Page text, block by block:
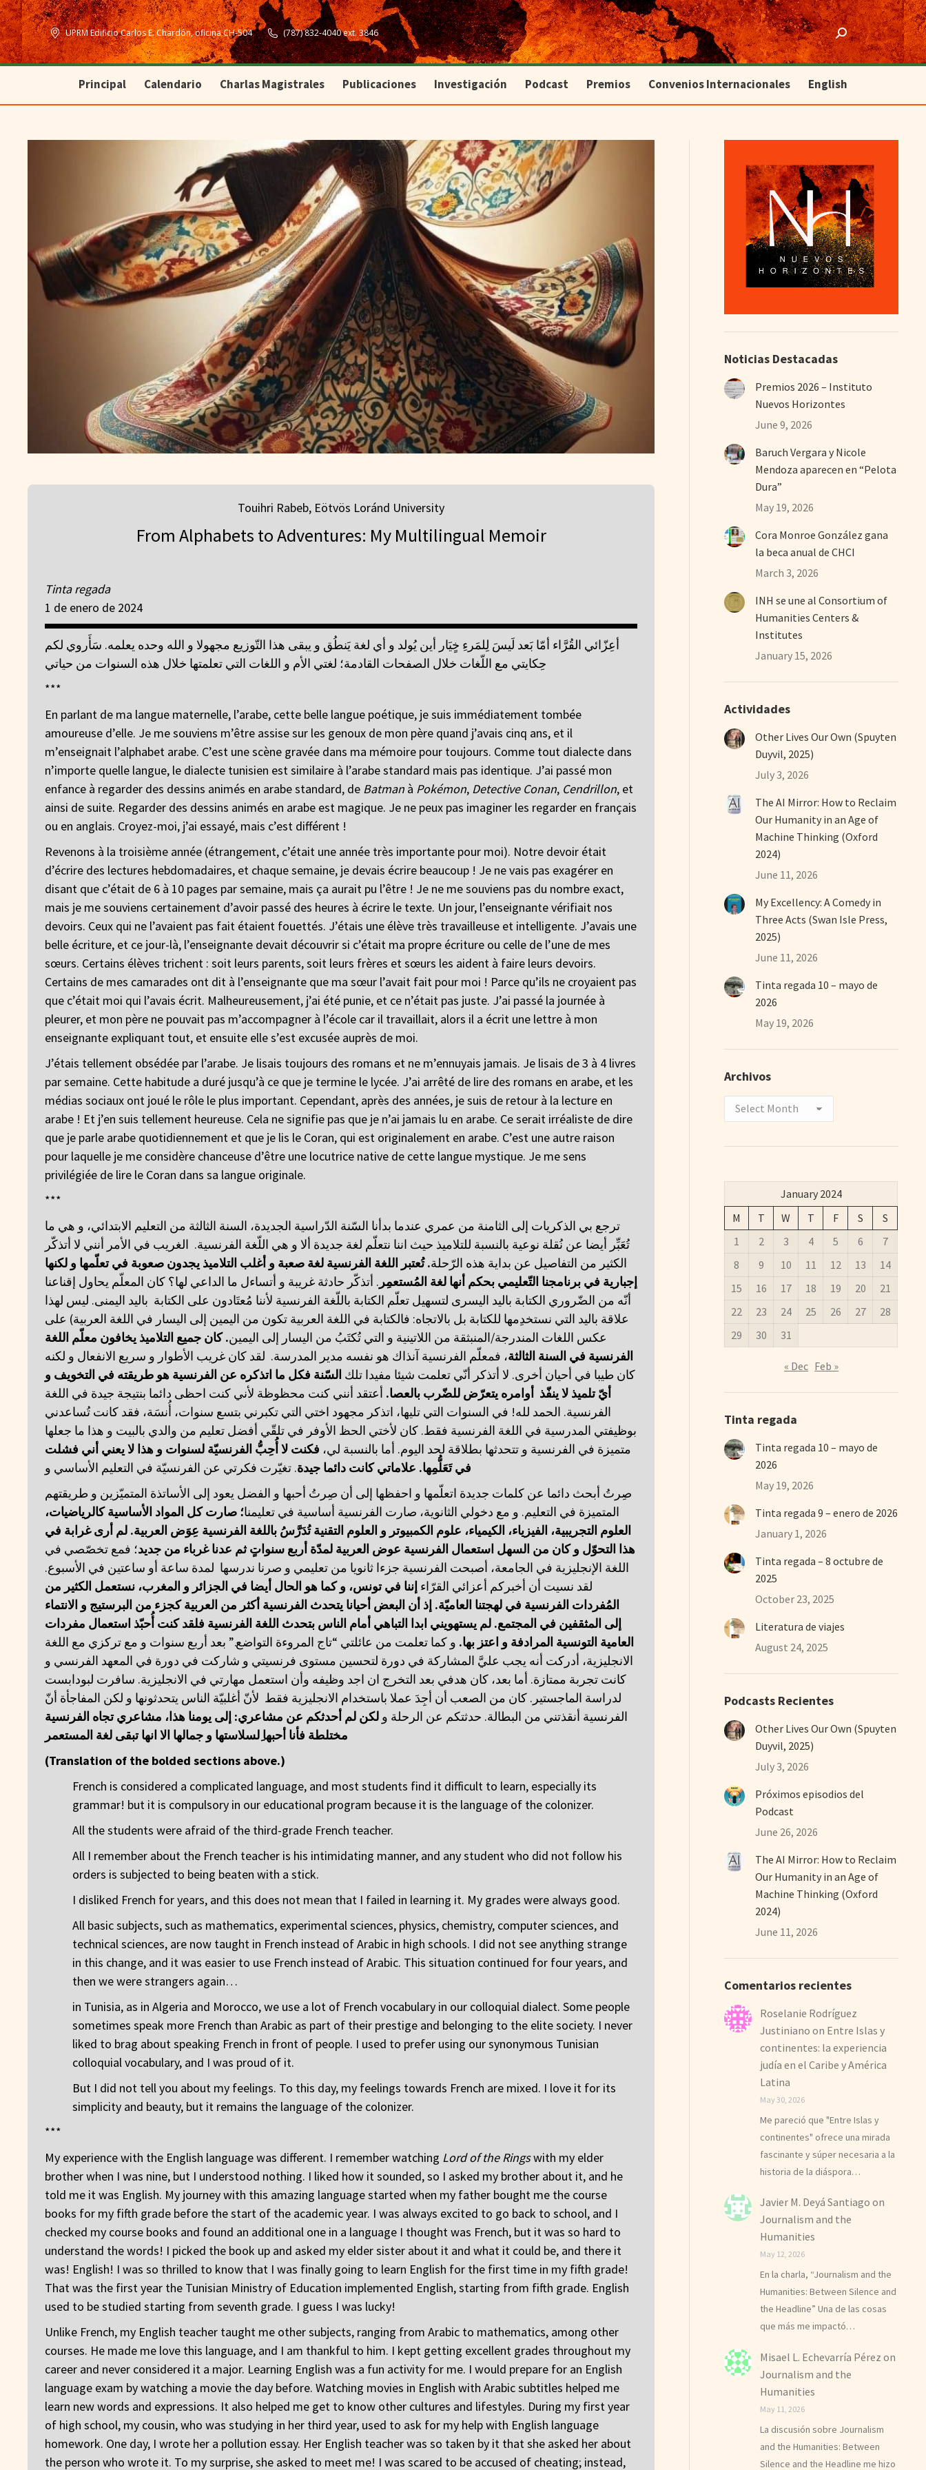
UPRM Edificio Carlos E. Chardón, oficina CH-504 (787) 832-4040 ext. 3846 Search:
Principal Calendario Charlas Magistrales Publicaciones Investigación Podcast Premios Convenios Internacionales English
Touihri Rabeb, Eötvös Loránd University
From Alphabets to Adventures: My Multilingual Memoir
Tinta regada
1 de enero de 2024
أعِزّائي القُرَّاء أمّا بَعد لَيسَ لِلمَرءِ خٍيَار أين يُولد و أي لغة يَنطُق و يبقى هذا التّوزيع مجهولا و الله وحده يعلمه. سَأَروي لكم
حِكايتي مع اللّغات خلال الصفحات القادمة؛ لغتي الأم و اللغات التي تعلمتها خلال هذه السنوات من حياتي
***
En parlant de ma langue maternelle, l’arabe, cette belle langue poétique, je suis immédiatement tombée
amoureuse d’elle. Je me souviens m’être assise sur les genoux de mon père quand j’avais cinq ans, et il
m’enseignait l’alphabet arabe. C’est une scène gravée dans ma mémoire pour toujours. Comme tout dialecte dans
n’importe quelle langue, le dialecte tunisien est similaire à l’arabe standard mais pas identique. J’ai passé mon
enfance à regarder des dessins animés en arabe standard, de Batman à Pokémon, Detective Conan, Cendrillon, et
ainsi de suite. Regarder des dessins animés en arabe est magique. Je ne peux pas imaginer les regarder en français
ou en anglais. Croyez-moi, j’ai essayé, mais c’est différent !
Revenons à la troisième année (étrangement, c’était une année très importante pour moi). Notre devoir était
d’écrire des lectures hebdomadaires, et chaque semaine, je devais écrire beaucoup ! Je ne vais pas exagérer en
disant que c’était de 6 à 10 pages par semaine, mais ça aurait pu l’être ! Je ne me souviens pas du nombre exact,
mais je me souviens certainement d’avoir passé des heures à écrire le texte. Un jour, l’enseignante vérifiait nos
devoirs. Ceux qui ne l’avaient pas fait étaient fouettés. J’étais une élève très travailleuse et intelligente. J’avais une
belle écriture, et ce jour-là, l’enseignante devait découvrir si c’était ma propre écriture ou celle de l’une de mes
sœurs. Certains élèves trichent : soit leurs parents, soit leurs frères et sœurs les aident à faire leurs devoirs.
Certains de mes camarades ont dit à l’enseignante que ma sœur l’avait fait pour moi ! Parce qu’ils ne croyaient pas
que c’était moi qui l’avais écrit. Malheureusement, j’ai été punie, et ce n’était pas juste. J’ai passé la journée à
pleurer, et mon père ne pouvait pas m’accompagner à l’école car il travaillait, alors il a écrit une lettre à mon
enseignante expliquant tout, et ensuite elle s’est excusée auprès de moi.
J’étais tellement obsédée par l’arabe. Je lisais toujours des romans et ne m’ennuyais jamais. Je lisais de 3 à 4 livres
par semaine. Cette habitude a duré jusqu’à ce que je termine le lycée. J’ai arrêté de lire des romans en arabe, et les
médias sociaux ont joué le rôle le plus important. Cependant, après des années, je suis de retour à la lecture en
arabe ! Et j’en suis tellement heureuse. Cela ne signifie pas que je n’ai jamais lu en arabe. Ce serait irréaliste de dire
que je parle arabe quotidiennement et que je lis le Coran, qui est originalement en arabe. C’est une autre raison
pour laquelle je me considère chanceuse d’être une locutrice native de cette langue mystique. Je me sens
privilégiée de lire le Coran dans sa langue originale.
***
ترجع بي الذكريات إلى الثامنة من عمري عندما بدأنا السّنة الدّراسية الجديدة، السنة الثالثة من التعليم الابتدائي، و هي ما
تُعَبِّر أيضا عن نُقلة نوعية بالنسبة للتلاميذ حيث اننا نتعلّم لغة جديدة ألا و هي اللّغة الفرنسية. الغريب في الأمر أنني لا أتذكّر
الكثير من التفاصيل عن بداية هذه الرّحلة.تُعتبر اللغة الفرنسية لغة صعبة و أغلب التلاميذ يجدون صعوبة في تعلّمها و لكنها
إجبارية في برنامجنا التّعليمي بحكم أنها لغة المُستعمِر . أتذكّر حادثة غريبة و أتساءل ما الداعي لها؟ كان المعلّم يحاول إقناعنا
أنّه من الضّروري الكتابة باليد اليسرى لتسهيل تعلّم الكتابة باللّغة الفرنسية لأننا مُعتَادون على الكتابة باليد اليمنى. ليس لهذا
علاقة باليد التي نستخدِمها للكتابة بل بالاتجاه: فالكتابة في اللغة العربية تكون من اليمين إلى اليسار في اللغة العربية) على
عكس اللغات المندرجة/المنبثقة من اللاتينية و التي تُكتَبُ من اليسار إلى اليمين.كان جميع التلاميذ يخافون معلّم اللغة
الفرنسية في السنة الثالثة، فمعلّم الفرنسية آنذاك هو نفسه مدير المدرسة. لقد كان غريب الأطوار و سريع الانفعال و لكنه
كان طيبا في أحيان أخرى. لا أتذكر أنّي تعلمت شيئا مفيدا تلك السّنة فكل ما اتذكره عن الفرنسية هو طريقته في التخويف و
أيّ تلميذ لاينفّذ أوامره يتعرّض للضّرب بالعصا. أعتقد أنني كنت محظوظة لأني كنت احظى دائما بنتيجة جيدة في اللغة
الفرنسية. الحمد لله! في السنوات التي تليها، اتذكر مجهود اختي التي تكبرني بتسع سنوات، أُنسَة، فقد كانت تُساعدني
بوظيفتي المدرسية في اللغة الفرنسية فقط. كان لأختي الحظ الأوفر في تلقّي أفضل تعليم من والدي بالبيت و هذا ما جعلها
متميزة في الفرنسية و تتحدثها بطلاقة لحد اليوم. أما بالنسبة لي، فكنت لا أُحِبُّ الفرنسيّة لسنوات و هذا لايعني أني فشلت
في تَعَلُّمِها. علاماتي كانت دائما جيدة. تغيّرت فكرتي عن الفرنسيّة في التعليم الأساسي و
صِرتُ أبحث دائما عن كلمات جديدة اتعلّمها و احفظها إلى أن صِرتُ أحبها و الفضل يعود إلى الأساتذة المتميّزين و طريقتهم
المتميزة في التعليم. و مع دخولي الثانوية، صارت الفرنسية أساسية في تعليمنا؛ صارت كل المواد الأساسية كالرياضيات،
العلوم التجريبية، الفيزياء، الكيمياء، علوم الكمبيوتر و العلوم التقنية تُدَرَّسُ باللغة الفرنسية عِوَض العربية. لم أرى غرابة في
هذا التحوّل و كان من السهل استعمال الفرنسية عوض العربية لمدّة أربع سنواتٍ ثم عدنا غرباء من جديد؛ فمع تخصّصي في
اللغة الإنجليزية في الجامعة، أصبحت الفرنسية جزءا ثانويا من تعليمي و صرنا ندرسها لمدة ساعة أو ساعتين في الأسبوع.
لقد نسيت أن أخبركم أعزائي القرّاء إننا في تونس، و كما هو الحال أيضا في الجزائر و المغرب، نستعمل الكثير من
المُفردات الفرنسية في لهجتنا العاميّة. إذ أن البعض أحيانا يتحدث الفرنسية أكثر من العربية كجزء من البرستيج و الانتماء
إلى المثقفين في المجتمع. لم يستهويني ابدا التباهي أمام الناس بتحدث اللغة الفرنسية فلقد كنت أُحبّذ استعمال مفردات
العامية التونسية المرادفة و اعتز بها. و كما تعلمت من عائلتي “تاج المروءة التواضع.” بعد أربع سنوات و مع تركزي مع اللغة
الانجليزية، أدركت أنه يجب عليَّ المشاركة في دورة لتحسين مستوى فرنسيتي و شاركت في دورة في المعهد الفرنسي و
كانت تجربة ممتازة. أما بعد، كان هدفي بعد التخرج ان اجد وظيفه وأن استعمل مهارتي في الانجليزية. سافرت لبودابست
لدراسة الماجستير. كان من الصعب أن أجِدَ عملا باستخدام الانجليزية فقط لأنّ أغلبيّة الناس يتحدثونها و لكن المفاجأة أنّ
الفرنسية أنقذتني من البطالة. حدثتكم عن الرحلة و لكن لم أحدثكم عن مشاعري: إلى يومنا هذا، مشاعري تجاه الفرنسية
مختلطة فأنا أحبها ِلسلاستها و جمالها الا انها تبقى لغة المستعمر
(Translation of the bolded sections above.)
French is considered a complicated language, and most students find it difficult to learn, especially its
grammar! but it is compulsory in our educational program because it is the language of the colonizer.
All the students were afraid of the third-grade French teacher.
All I remember about the French teacher is his intimidating manner, and any student who did not follow his
orders is subjected to being beaten with a stick.
I disliked French for years, and this does not mean that I failed in learning it. My grades were always good.
All basic subjects, such as mathematics, experimental sciences, physics, chemistry, computer sciences, and
technical sciences, are now taught in French instead of Arabic in high schools. I did not see anything strange
in this change, and it was easier to use French instead of Arabic. This situation continued for four years, and
then we were strangers again…
in Tunisia, as in Algeria and Morocco, we use a lot of French vocabulary in our colloquial dialect. Some people
sometimes speak more French than Arabic as part of their prestige and belonging to the elite society. I never
liked to brag about speaking French in front of people. I used to prefer using our synonymous Tunisian
colloquial vocabulary, and I was proud of it.
But I did not tell you about my feelings. To this day, my feelings towards French are mixed. I love it for its
simplicity and beauty, but it remains the language of the colonizer.
***
My experience with the English language was different. I remember watching Lord of the Ringswith my elder
brother when I was nine, but I understood nothing. I liked how it sounded, so I asked my brother about it, and he
told me it was English. My journey with this amazing language started when my father bought me the course
books for my fifth grade before the start of the academic year. I was always excited to go back to school, and I
checked my course books and found an additional one in a language I thought was French, but it was so hard to
understand the words! I picked the book up and asked my elder sister about it and what it could be, and there it
was! English! I was so thrilled to know that I was finally going to learn English for the first time in my fifth grade!
That was the first year the Tunisian Ministry of Education implemented English, starting from fifth grade. English
used to be studied starting from seventh grade. I guess I was lucky!
Unlike French, my English teacher taught me other subjects, ranging from Arabic to mathematics, among other
courses. He made me love this language, and I am thankful to him. I kept getting excellent grades throughout my
career and never considered it a major. Learning English was a fun activity for me. I would prepare for an English
language exam by watching a movie the day before. Watching movies in English with Arabic subtitles helped me
learn new words and expressions. It also helped me get to know other cultures and lifestyles. During my first year
of high school, my cousin, who was studying in her third year, used to ask for my help with English language
homework. One day, I wrote her a pollution essay. Her English teacher was so taken by it that she asked her about
the person who wrote it. To my surprise, she asked to meet me! I was scared to be accused of cheating; instead,
Noticias Destacadas
Premios 2026 – Instituto
Nuevos Horizontes
June 9, 2026
Baruch Vergara y Nicole
Mendoza aparecen en “Pelota
Dura”
May 19, 2026
Cora Monroe González gana
la beca anual de CHCI
March 3, 2026
INH se une al Consortium of
Humanities Centers &
Institutes
January 15, 2026
Actividades
Other Lives Our Own (Spuyten
Duyvil, 2025)
July 3, 2026
The AI Mirror: How to Reclaim
Our Humanity in an Age of
Machine Thinking (Oxford
2024)
June 11, 2026
My Excellency: A Comedy in
Three Acts (Swan Isle Press,
2025)
June 11, 2026
Tinta regada 10 – mayo de
2026
May 19, 2026
Archivos
Archivos
January 2024
M
T W T F S
S
1
2 3 4 5 6
7
8
9 10 11 12 13
14
15
16 17 18 19 20
21
22
23 24 25 26 27
28
29
30 31
« Dec Feb »
Tinta regada
Tinta regada 10 – mayo de
2026
May 19, 2026
Tinta regada 9 – enero de 2026
January 1, 2026
Tinta regada – 8 octubre de
2025
October 23, 2025
Literatura de viajes
August 24, 2025
Podcasts Recientes
Other Lives Our Own (Spuyten
Duyvil, 2025)
July 3, 2026
Próximos episodios del
Podcast
June 26, 2026
The AI Mirror: How to Reclaim
Our Humanity in an Age of
Machine Thinking (Oxford
2024)
June 11, 2026
Comentarios recientes
Roselanie Rodríguez
Justiniano on Entre Islas y
continentes: la experiencia
judía en el Caribe y América
Latina
May 30, 2026
Me pareció que "Entre Islas y
continentes" ofrece una mirada
fascinante y súper necesaria a la
historia de la diáspora…
Javier M. Deyá Santiago on
Journalism and the
Humanities
May 12, 2026
En la charla, “Journalism and the
Humanities: Between Silence and
the Headline” Una de las cosas
que más me impactó…
Misael L. Echevarría Pérez on
Journalism and the
Humanities
May 11, 2026
La discusión sobre Journalism
and the Humanities: Between
Silence and the Headline me hizo
Principal Calendario Charlas Magistrales Publicaciones Investigación Podcast Premios Convenios Internacionales English